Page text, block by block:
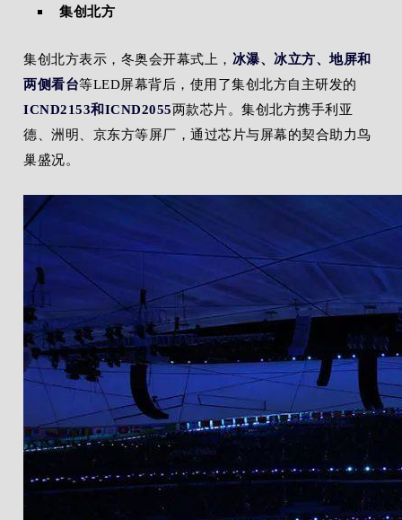
集创北方
集创北方表示，冬奥会开幕式上， 冰瀑、冰立方、地屏和
两侧看台等LED屏幕背后，使用了集创北方自主研发的
ICND2153和ICND2055两款芯片。集创北方携手利亚
德、洲明、京东方等屏厂，通过芯片与屏幕的契合助力鸟
巢盛况。